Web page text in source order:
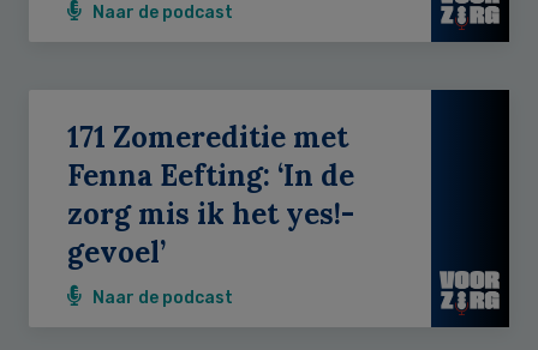
Naar de podcast
171 Zomereditie met
Fenna Eefting: ‘In de
zorg mis ik het yes!-
gevoel’
Naar de podcast